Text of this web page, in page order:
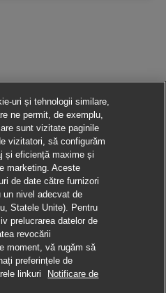
această poziție
uri și tehnologii similare,
ne permit, de exemplu,
sunt vizitate paginile
vizitatori, să configurăm
și eficiență maxime și
marketing. Aceste
de date către furnizori
nivel adecvat de
Statele Unite). Pentru
prelucrarea datelor de
revocării
moment, vă rugăm să
preferințele de
linkuri
Notificare de